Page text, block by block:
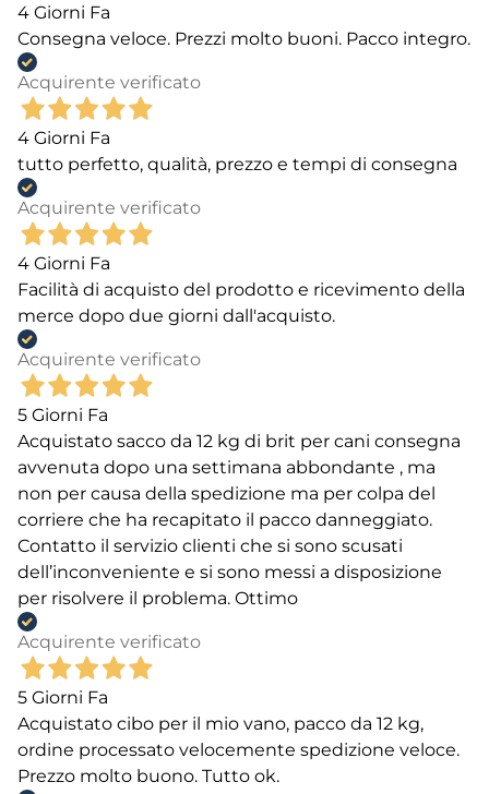
4 Giorni Fa
Consegna veloce. Prezzi molto buoni. Pacco integro.
Acquirente verificato
4 Giorni Fa
tutto perfetto, qualità, prezzo e tempi di consegna
Acquirente verificato
4 Giorni Fa
Facilità di acquisto del prodotto e ricevimento della
merce dopo due giorni dall'acquisto.
Acquirente verificato
5 Giorni Fa
Acquistato sacco da 12 kg di brit per cani consegna
avvenuta dopo una settimana abbondante , ma
non per causa della spedizione ma per colpa del
corriere che ha recapitato il pacco danneggiato.
Contatto il servizio clienti che si sono scusati
dell’inconveniente e si sono messi a disposizione
per risolvere il problema. Ottimo
Acquirente verificato
5 Giorni Fa
Acquistato cibo per il mio vano, pacco da 12 kg,
ordine processato velocemente spedizione veloce.
Prezzo molto buono. Tutto ok.